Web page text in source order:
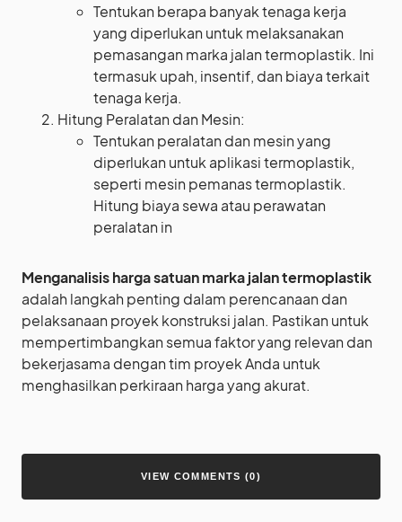
Tentukan berapa banyak tenaga kerja
yang diperlukan untuk melaksanakan
pemasangan marka jalan termoplastik. Ini
termasuk upah, insentif, dan biaya terkait
tenaga kerja.
Hitung Peralatan dan Mesin:
Tentukan peralatan dan mesin yang
diperlukan untuk aplikasi termoplastik,
seperti mesin pemanas termoplastik.
Hitung biaya sewa atau perawatan
peralatan in
Menganalisis harga satuan marka jalan termoplastik
adalah langkah penting dalam perencanaan dan
pelaksanaan proyek konstruksi jalan. Pastikan untuk
mempertimbangkan semua faktor yang relevan dan
bekerjasama dengan tim proyek Anda untuk
menghasilkan perkiraan harga yang akurat.
VIEW COMMENTS (0)